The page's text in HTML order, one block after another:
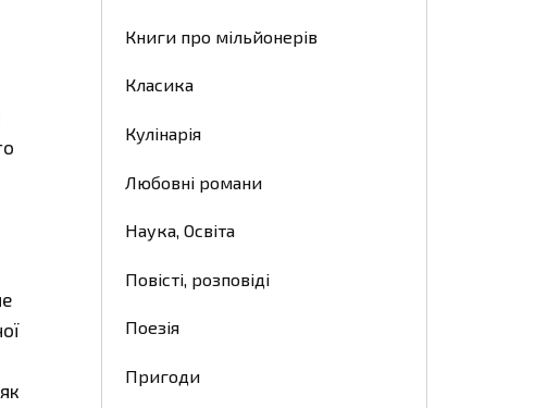
Книги про мільйонерів
Класика
Кулінарія
Любовні романи
Наука, Освіта
Повісті, розповіді
Поезія
Пригоди